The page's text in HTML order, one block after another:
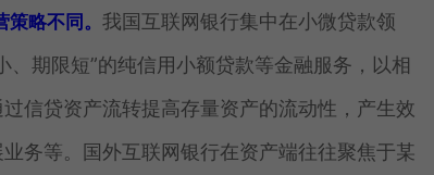
略不同。 我国互联网银行集中在小微贷款领
期限短”的纯信用小额贷款等金融服务，以相
信贷资产流转提高存量资产的流动性，产生效
务等。国外互联网银行在资产端往往聚焦于某